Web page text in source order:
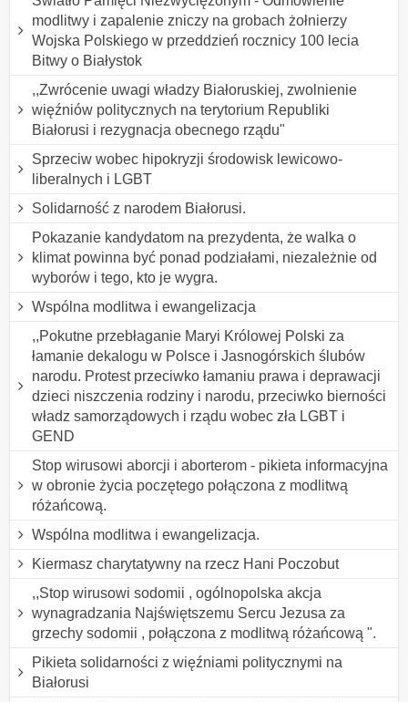
modlitwy i zapalenie zniczy na grobach żołnierzy
Wojska Polskiego w przeddzień rocznicy 100 lecia
Bitwy o Białystok
,,Zwrócenie uwagi władzy Białoruskiej, zwolnienie
więźniów politycznych na terytorium Republiki
Białorusi i rezygnacja obecnego rządu"
Sprzeciw wobec hipokryzji środowisk lewicowo-
liberalnych i LGBT
Solidarność z narodem Białorusi.
Pokazanie kandydatom na prezydenta, że walka o
klimat powinna być ponad podziałami, niezależnie od
wyborów i tego, kto je wygra.
Wspólna modlitwa i ewangelizacja
,,Pokutne przebłaganie Maryi Królowej Polski za
łamanie dekalogu w Polsce i Jasnogórskich ślubów
narodu. Protest przeciwko łamaniu prawa i deprawacji
dzieci niszczenia rodziny i narodu, przeciwko bierności
władz samorządowych i rządu wobec zła LGBT i
GEND
Stop wirusowi aborcji i aborterom - pikieta informacyjna
w obronie życia poczętego połączona z modlitwą
różańcową.
Wspólna modlitwa i ewangelizacja.
Kiermasz charytatywny na rzecz Hani Poczobut
,,Stop wirusowi sodomii , ogólnopolska akcja
wynagradzania Najświętszemu Sercu Jezusa za
grzechy sodomii , połączona z modlitwą różańcową ".
Pikieta solidarności z więźniami politycznymi na
Białorusi